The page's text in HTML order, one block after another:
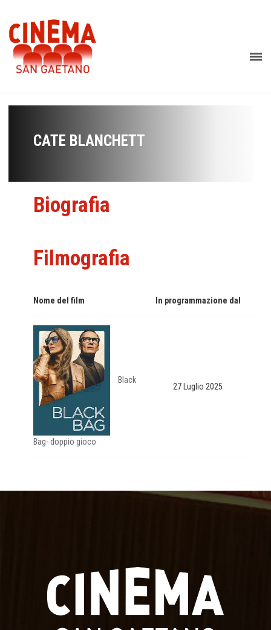
CATE BLANCHETT
Biografia
Filmografia
Nome del film In programmazione dal
Black
Bag- doppio gioco
27 Luglio 2025